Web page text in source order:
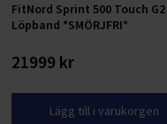
FitNord Sprint 500 Touch G2
Löpband *SMÖRJFRI*
21999 kr
Lägg till i varukorgen